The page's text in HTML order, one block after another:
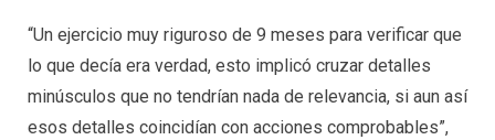
“Un ejercicio muy riguroso de 9 meses para verificar que
lo que decía era verdad, esto implicó cruzar detalles
minúsculos que no tendrían nada de relevancia, si aun así
esos detalles coincidían con acciones comprobables”,